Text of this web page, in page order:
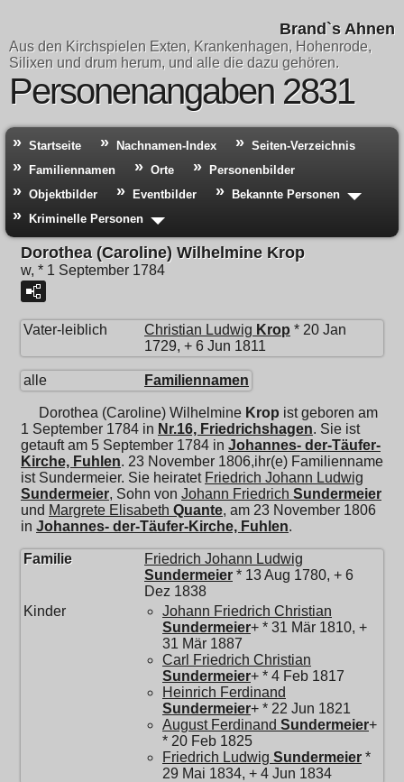
Brand`s Ahnen
Aus den Kirchspielen Exten, Krankenhagen, Hohenrode,
Silixen und drum herum, und alle die dazu gehören.
Personenangaben 2831
Startseite Nachnamen-Index
Seiten-Verzeichnis
Familiennamen
Orte
Personenbilder
Objektbilder
Eventbilder
Bekannte Personen
Kriminelle Personen
Dorothea (Caroline) Wilhelmine Krop
w, * 1 September 1784
Vater-leiblich Christian Ludwig Krop * 20 Jan
1729, + 6 Jun 1811
alle Familiennamen
Dorothea (Caroline) Wilhelmine Krop ist geboren am
1 September 1784 in Nr.16, Friedrichshagen. Sie ist
getauft am 5 September 1784 in Johannes- der-Täufer-
Kirche, Fuhlen. 23 November 1806,ihr(e) Familienname
ist Sundermeier. Sie heiratet Friedrich Johann Ludwig
Sundermeier, Sohn von Johann Friedrich Sundermeier
und Margrete Elisabeth Quante, am 23 November 1806
in Johannes- der-Täufer-Kirche, Fuhlen.
Familie
Friedrich Johann Ludwig
Sundermeier * 13 Aug 1780, + 6
Dez 1838
Kinder
Johann Friedrich Christian
Sundermeier+ * 31 Mär 1810, +
31 Mär 1887
Carl Friedrich Christian
Sundermeier+ * 4 Feb 1817
Heinrich Ferdinand
Sundermeier+ * 22 Jun 1821
August Ferdinand Sundermeier+
* 20 Feb 1825
Friedrich Ludwig Sundermeier *
29 Mai 1834, + 4 Jun 1834